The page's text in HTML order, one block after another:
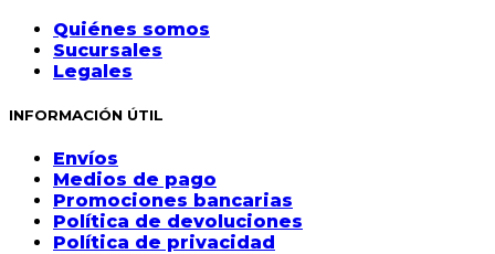
Quiénes somos
Sucursales
Legales
INFORMACIÓN ÚTIL
Envíos
Medios de pago
Promociones bancarias
Política de devoluciones
Política de privacidad